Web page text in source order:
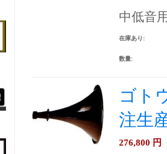
中低音
在庫あり:
数量:
ゴト
注生
276,800 円